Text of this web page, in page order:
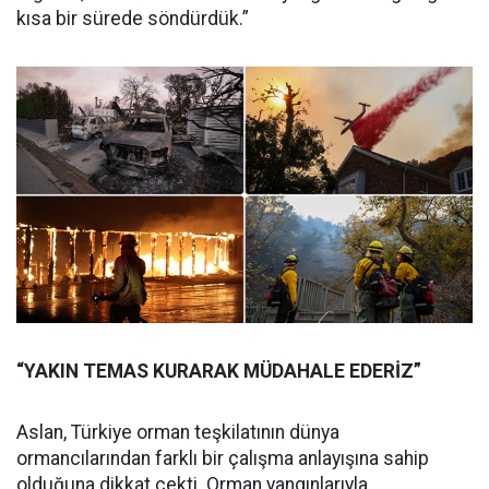
kısa bir sürede söndürdük.”
“YAKIN TEMAS KURARAK MÜDAHALE EDERİZ”
Aslan, Türkiye orman teşkilatının dünya
ormancılarından farklı bir çalışma anlayışına sahip